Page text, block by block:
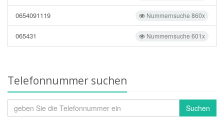
Nummernsuche 860x
0654091119
Nummernsuche 601x
065431
Telefonnummer suchen
Suchen